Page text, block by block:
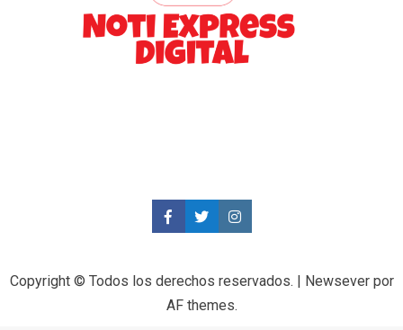
Copyright © Todos los derechos reservados. Newseverpor
AF themes.